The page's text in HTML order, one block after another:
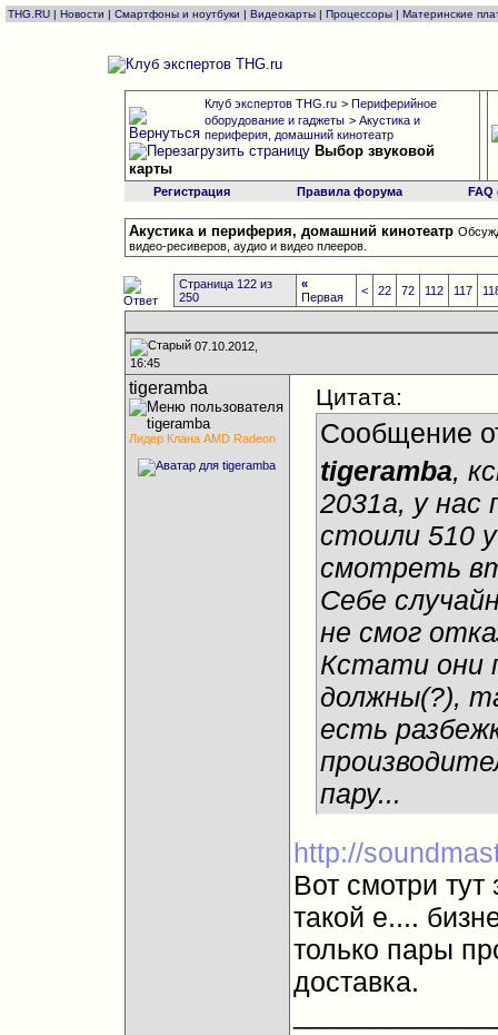
THG.RU | Новости | Смартфоны и ноутбуки | Видеокарты | Процессоры | Материнские
Клуб экспертов THG.ru > Периферийное
оборудование и гаджеты > Акустика и
периферия, домашний кинотеатр
Выбор звуковой
карты
Регистрация Правила форума
Акустика и периферия, домашний кинотеатр
видео-ресиверов, аудио и видео плееров.
Страница 122 из
250
«
Первая
< 22 72 112 117
07.10.2012,
16:45
tigeramba
Лидер Клана AMD Radeon
Цитата:
Сообщение
tigeramba,
2031а, у
стоили 510
смотреть
Себе
не смог
Кстати они
должны(?),
есть
пару...
http://
Вот смотри
такой е....
только пары
доставка.